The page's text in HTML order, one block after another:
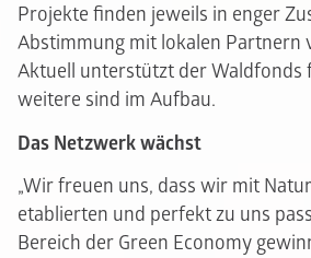
Projekte finden jeweils in enger
Abstimmung mit lokalen Partnern
Aktuell unterstützt der Waldfonds
weitere sind im Aufbau.
Das Netzwerk wächst
„Wir freuen uns, dass wir mit
etablierten und perfekt zu uns
Bereich der Green Economy